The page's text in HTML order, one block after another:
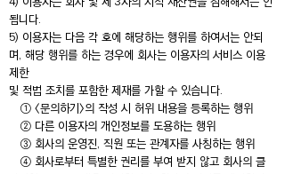
됩니다.
5) 이용자는 다음 각 호에 해당하는 행위를 하여서는 안되
며, 해당 행위를 하는 경우에 회사는 이용자의 서비스 이용
제한
및 적법 조치를 포함한 제재를 가할 수 있습니다.
① <문의하기>의 작성 시 허위 내용을 등록하는 행위
② 다른 이용자의 개인정보를 도용하는 행위
③ 회사의 운영진, 직원 또는 관계자를 사칭하는 행위
④ 회사로부터 특별한 권리를 부여 받지 않고 회사의 클